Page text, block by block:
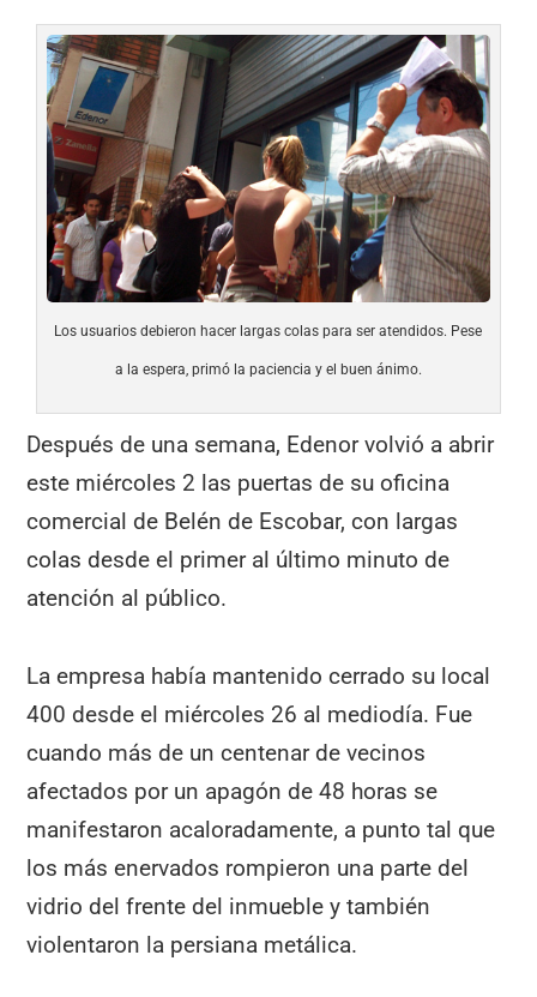
Los usuarios debieron hacer largas colas para ser atendidos. Pese
a la espera, primó la paciencia y el buen ánimo.
Después de una semana, Edenor volvió a abrir
este miércoles 2 las puertas de su oficina
comercial de Belén de Escobar, con largas
colas desde el primer al último minuto de
atención al público.
La empresa había mantenido cerrado su local
400 desde el miércoles 26 al mediodía. Fue
cuando más de un centenar de vecinos
afectados por un apagón de 48 horas se
manifestaron acaloradamente, a punto tal que
los más enervados rompieron una parte del
vidrio del frente del inmueble y también
violentaron la persiana metálica.